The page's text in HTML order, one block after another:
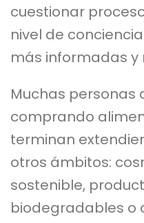
cuestionar
nivel de
más informadas y
Muchas personas
comprando
terminan
otros ámbitos:
sostenible,
biodegradables o